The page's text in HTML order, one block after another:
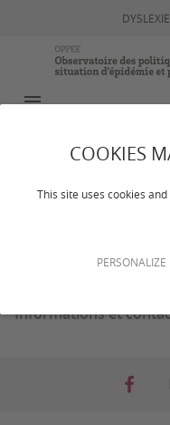
COOKIES
This site uses cookies
PERSONALIZE
DYSLEXIE
Étudiants
Informations et